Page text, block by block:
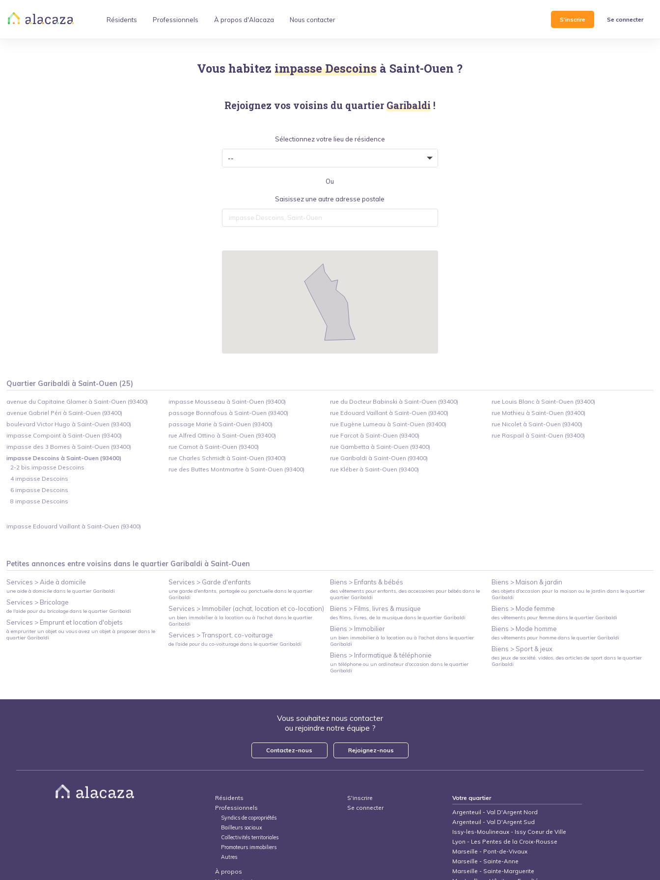
Résidents Professionnels À propos d'Alacaza Nous contacter S'inscrire Se connecter
Vous habitez impasse Descoins à Saint-Ouen ?
Rejoignez vos voisins du quartier Garibaldi !
Sélectionnez votre lieu de résidence
Ou
Saisissez une autre adresse postale
Quartier Garibaldi à Saint-Ouen (25)
avenue du Capitaine Glarner à Saint-Ouen (93400)
avenue Gabriel Péri à Saint-Ouen (93400)
boulevard Victor Hugo à Saint-Ouen (93400)
impasse Compoint à Saint-Ouen (93400)
impasse des 3 Bornes à Saint-Ouen (93400)
impasse Descoins à Saint-Ouen (93400)
2-2 bis impasse Descoins
4 impasse Descoins
6 impasse Descoins
8 impasse Descoins
impasse Edouard Vaillant à Saint-Ouen (93400)
impasse Mousseau à Saint-Ouen (93400)
passage Bonnafous à Saint-Ouen (93400)
passage Marie à Saint-Ouen (93400)
rue Alfred Ottino à Saint-Ouen (93400)
rue Carnot à Saint-Ouen (93400)
rue Charles Schmidt à Saint-Ouen (93400)
rue des Buttes Montmartre à Saint-Ouen (93400)
rue du Docteur Babinski à Saint-Ouen (93400)
rue Edouard Vaillant à Saint-Ouen (93400)
rue Eugène Lumeau à Saint-Ouen (93400)
rue Farcot à Saint-Ouen (93400)
rue Gambetta à Saint-Ouen (93400)
rue Garibaldi à Saint-Ouen (93400)
rue Kléber à Saint-Ouen (93400)
rue Louis Blanc à Saint-Ouen (93400)
rue Mathieu à Saint-Ouen (93400)
rue Nicolet à Saint-Ouen (93400)
rue Raspail à Saint-Ouen (93400)
Petites annonces entre voisins dans le quartier Garibaldi à Saint-Ouen
Services >Aide à domicile
une aide à domicile dans le quartier Garibaldi
Services > Bricolage
de l'aide pour du bricolage dans le quartier Garibaldi
Services > Emprunt et location d'objets
à emprunter un objet ou vous avez un objet à proposer dans le
quartier Garibaldi
Services > Garde d'enfants
une garde d'enfants, partagée ou ponctuelledans le quartier
Garibaldi
Services > Immobiler (achat, location et co-location)
un bien immobilier à la location ou à l'achatdans le quartier
Garibaldi
Services >Transport, co-voiturage
de l'aide pour du co-voituragedans le quartier Garibaldi
Biens > Enfants & bébés
des vêtements pour enfants, des accessoires pour bébésdans le
quartier Garibaldi
Biens > Films, livres & musique
des films, livres, de la musiquedans le quartier Garibaldi
Biens > Immobilier
un bien immobilier à la location ou à l'achatdans le quartier
Garibaldi
Biens > Informatique & téléphonie
un téléphone ou un ordinateur d'occasion dans le quartier
Garibaldi
Biens > Maison & jardin
des objets d'occasion pour la maison ou le jardin dans le quartier
Garibaldi
Biens > Mode femme
des vêtements pour femme dans le quartier Garibaldi
Biens > Mode homme
des vêtements pour homme dans le quartier Garibaldi
Biens > Sport & jeux
des jeux de société, vidéos, des articles de sport dans le quartier
Garibaldi
Vous souhaitez nous contacter
ou rejoindre notre équipe ?
Contactez-nous Rejoignez-nous
Résidents
Professionnels
Syndics de copropriétés
Bailleurs sociaux
Collectivités territoriales
Promoteurs immobiliers
Autres
À propos
S'inscrire
Se connecter
Votre quartier
Argenteuil -Val D'Argent Nord
Argenteuil -Val D'Argent Sud
Issy-les-Moulineaux - Issy Coeur de Ville
Lyon - Les Pentes de la Croix-Rousse
Marseille - Pont-de-Vivaux
Marseille - Sainte-Anne
Marseille - Sainte-Marguerite